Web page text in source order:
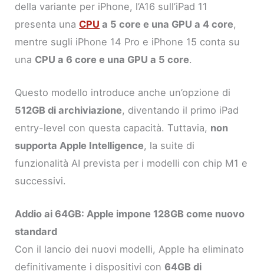
della variante per iPhone, l’A16 sull’iPad 11
presenta unaCPU a 5 core e una GPU a 4 core,
mentre sugli iPhone 14 Pro e iPhone 15 conta su
una CPU a 6 core e una GPU a 5 core.
Questo modello introduce anche un’opzione di
512GB di archiviazione, diventando il primo iPad
entry-level con questa capacità. Tuttavia, non
supporta Apple Intelligence, la suite di
funzionalità AI prevista per i modelli con chip M1 e
successivi.
Addio ai 64GB: Apple impone 128GB come nuovo
standard
Con il lancio dei nuovi modelli, Apple ha eliminato
definitivamente i dispositivi con64GB di